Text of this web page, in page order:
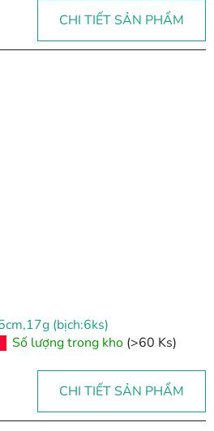
CHI TIẾT SẢN PHẨM
(bịch:6ks)
Số lượng trong kho (>60 Ks)
CHI TIẾT SẢN PHẨM